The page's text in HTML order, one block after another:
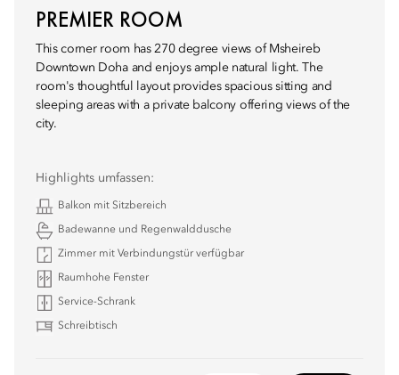
PREMIER ROOM
This corner room has 270 degree views of Msheireb
Downtown Doha and enjoys ample natural light. The
room's thoughtful layout provides spacious sitting and
sleeping areas with a private balcony offering views of the
city.
Highlights umfassen:
Balkon mit Sitzbereich
Badewanne und Regenwalddusche
Zimmer mit Verbindungstür verfügbar
Raumhohe Fenster
Service-Schrank
Schreibtisch